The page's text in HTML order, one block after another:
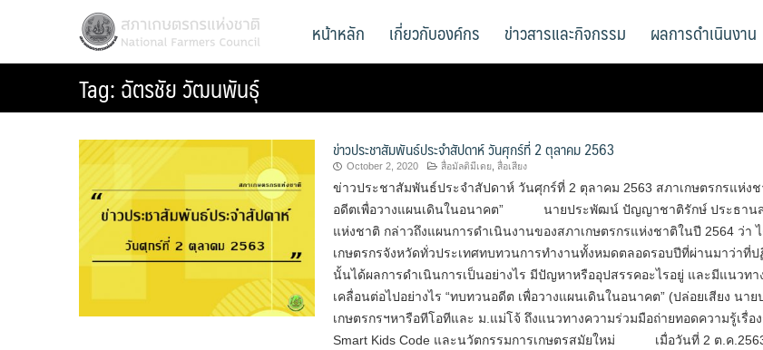
สภาเกษตรกรแห่งชาติ
National Farmers Council หน้าหลัก เกี่ยวกับองค์กร ข่าวสารและกิจกรรม ผลการดำเนินงาน
Tag:ฉัตรชัย วัฒนพันธุ์
ข่าวประชาสัมพันธ์ประจำสัปดาห์ วันศุกร์ที่ 2 ตุลาคม 2563
October 2, 2020 สื่อมัลติมีเดย, สื่อเสียง
ข่าวประชาสัมพันธ์ประจำสัปดาห์ วันศุกร์ที่ 2 ตุลาคม 2563 สภาเกษตรกรแห่ง
อดีตเพื่อวางแผนเดินในอนาคต” นายประพัฒน์ ปัญญาชาติรักษ์ ประธานส
แห่งชาติ กล่าวถึงแผนการดำเนินงานของสภาเกษตรกรแห่งชาติในปี 2564 ว่า
เกษตรกรจังหวัดทั่วประเทศทบทวนการทำงานทั้งหมดตลอดรอบปีที่ผ่านมาว่าที่
นั้นได้ผลการดำเนินการเป็นอย่างไร มีปัญหาหรืออุปสรรคอะไรอยู่ และมีแนวทา
เคลื่อนต่อไปอย่างไร “ทบทวนอดีต เพื่อวางแผนเดินในอนาคต” (ปล่อยเสียง นา
เกษตรกรฯหารือทีโอทีและ ม.แม่โจ้ ถึงแนวทางความร่วมมือถ่ายทอดความรู้เรื่อ
Smart Kids Code และนวัตกรรมการเกษตรสมัยใหม่ เมื่อวันที่ 2 ต.ค